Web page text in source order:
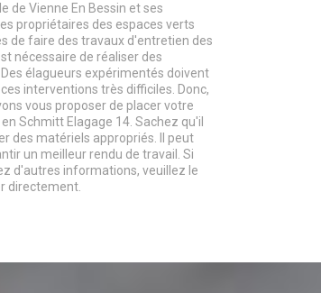
de Vienne En Bessin et ses
propriétaires des espaces verts
de faire des travaux d'entretien des
nécessaire de réaliser des
élagueurs expérimentés doivent
interventions très difficiles. Donc,
vous proposer de placer votre
Schmitt Elagage 14. Sachez qu'il
des matériels appropriés. Il peut
un meilleur rendu de travail. Si
d'autres informations, veuillez le
directement.